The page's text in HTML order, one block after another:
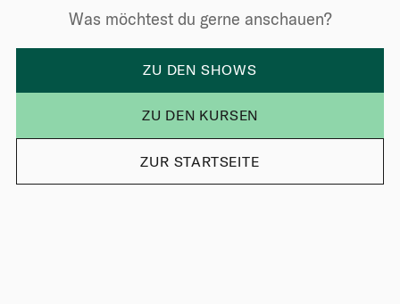
Was möchtest du gerne anschauen?
ZU DEN SHOWS
ZU DEN KURSEN
ZUR STARTSEITE